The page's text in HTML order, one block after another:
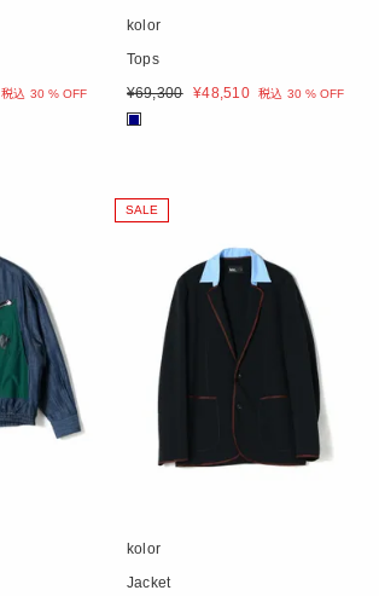
税込 30 % OFF
kolor
Tops
¥69,300 ¥48,510 税込 30 % OFF
SALE
kolor
Jacket